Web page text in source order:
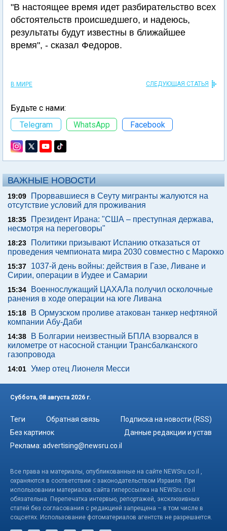
"В настоящее время идет разбирательство всех
обстоятельств происшедшего, и надеюсь,
результаты будут известны в ближайшее
время", - сказал Федоров.
В МИРЕ СЛЕДУЮЩАЯ СТАТЬЯ
Будьте с нами:
Telegram
WhatsApp Facebook
ВАЖНЫЕ НОВОСТИ
19:09
Прорвавшиеся в Сеуту мигранты жалуются на
отсутствие условий для проживания
18:35
Президент Ирана: "США – преступная держава,
несмотря на переговоры"
18:23
Политики призывают Испанию отказаться от
проведения чемпионата мира 2030 совместно с Марокко
15:37
1037-й день войны: действия в Газе, Ливане и
Сирии, операции в Иудее и Самарии
15:34
Военнослужащий ЦАХАЛа получил осколочные
ранения в ходе операции на юге Ливана
15:18
В Ормузском проливе атакован танкер нефтяной
компании Абу-Даби
14:38
В Болгарии неизвестный БПЛА взорвался в
километре от насосной станции Трансбалканского
газопровода
14:01 Умер отец Лионеля Месси
Суббота, 08 августа 2026 г.
Теги Обратная связь
Подписка на новости (RSS)
Без картинок
Данные редакции и устав
Реклама: advertising@newsru.co.il
Все права на материалы, опубликованные на сайте NEWSru.co.il ,
охраняются в соответствии с законодательством Израиля. При
использовании материалов сайта гиперссылка на NEWSru.co.il
обязательна. Перепечатка интервью, репортажей, эксклюзивных
статей без согласования с редакцией запрещена – в том числе в
соцсетях. Использование фотоматериалов агентств не разрешается.